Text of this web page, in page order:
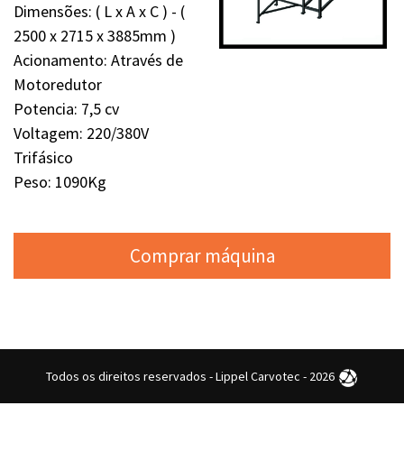
Dimensões: ( L x A x C ) - (
2500 x 2715 x 3885mm )
Acionamento: Através de
Motoredutor
Potencia: 7,5 cv
Voltagem: 220/380V
Trifásico
Peso: 1090Kg
Comprar máquina
Todos os direitos reservados - Lippel Carvotec - 2026